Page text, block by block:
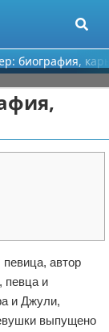
биография,
автор
певца и
и Джули,
выпущено